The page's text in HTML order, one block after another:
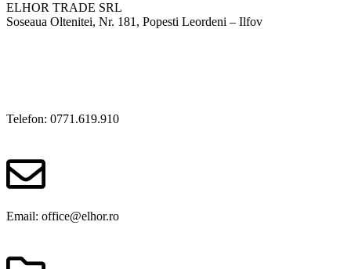
ELHOR TRADE SRL
Soseaua Oltenitei, Nr. 181, Popesti Leordeni – Ilfov
Telefon: 0771.619.910
Email: office@elhor.ro